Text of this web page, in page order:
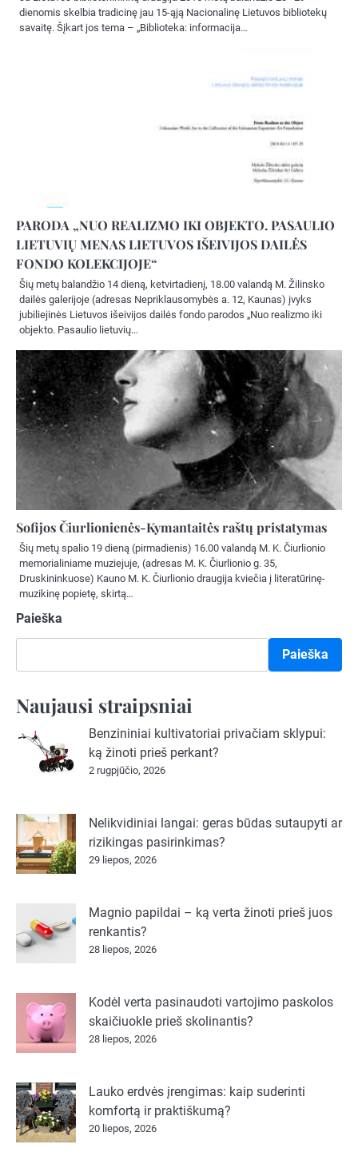
dienomis skelbia tradicinę jau 15-ąją Nacionalinę Lietuvos bibliotekų
savaitę. Šįkart jos tema – „Biblioteka: informacija…
PARODA „NUO REALIZMO IKI OBJEKTO. PASAULIO
LIETUVIŲ MENAS LIETUVOS IŠEIVIJOS DAILĖS
FONDO KOLEKCIJOJE“
Šių metų balandžio 14 dieną, ketvirtadienį, 18.00 valandą M. Žilinsko
dailės galerijoje (adresas Nepriklausomybės a. 12, Kaunas) įvyks
jubiliejinės Lietuvos išeivijos dailės fondo parodos „Nuo realizmo iki
objekto. Pasaulio lietuvių…
Sofijos Čiurlionienės-Kymantaitės raštų pristatymas
Šių metų spalio 19 dieną (pirmadienis) 16.00 valandą M. K. Čiurlionio
memorialiniame muziejuje, (adresas M. K. Čiurlionio g. 35,
Druskininkuose) Kauno M. K. Čiurlionio draugija kviečia į literatūrinę-
muzikinę popietę, skirtą…
Paieška
Paieška
Naujausi straipsniai
Benzininiai kultivatoriai privačiam sklypui:
ką žinoti prieš perkant?
2 rugpjūčio, 2026
Nelikvidiniai langai: geras būdas sutaupyti ar
rizikingas pasirinkimas?
29 liepos, 2026
Magnio papildai – ką verta žinoti prieš juos
renkantis?
28 liepos, 2026
Kodėl verta pasinaudoti vartojimo paskolos
skaičiuokle prieš skolinantis?
28 liepos, 2026
Lauko erdvės įrengimas: kaip suderinti
komfortą ir praktiškumą?
20 liepos, 2026